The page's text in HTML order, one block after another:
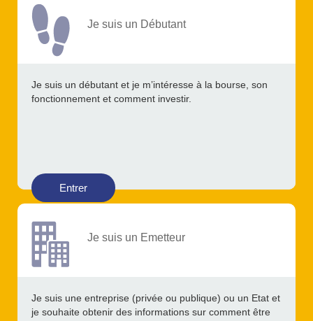
Je suis un Débutant
Je suis un débutant et je m’intéresse à la bourse, son
fonctionnement et comment investir.
Entrer
Je suis un Emetteur
Je suis une entreprise (privée ou publique) ou un Etat et
je souhaite obtenir des informations sur comment être